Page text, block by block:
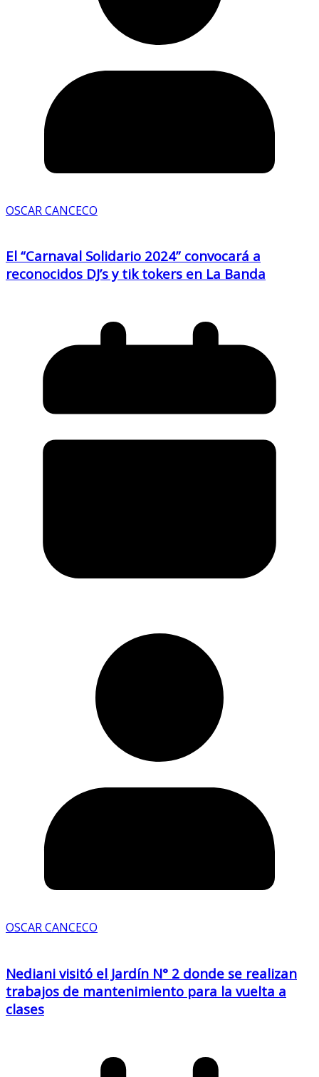
OSCAR CANCECO
El “Carnaval Solidario 2024” convocará a
reconocidos DJ’s y tik tokers en La Banda
OSCAR CANCECO
Nediani visitó el Jardín N° 2 donde se realizan
trabajos de mantenimiento para la vuelta a
clases